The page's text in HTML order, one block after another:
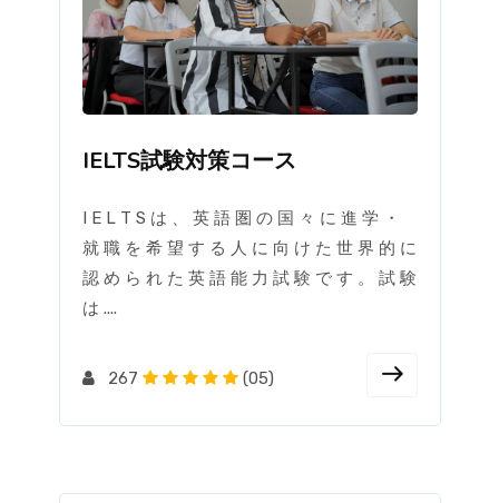
IELTS試験対策コース
I E L T S は 、 英 語 圏 の 国 々 に 進 学 ・
就 職 を 希 望 す る 人 に 向 け た 世 界 的 に
認 め ら れ た 英 語 能 力 試 験 で す 。 試 験
は ....
267 (05)